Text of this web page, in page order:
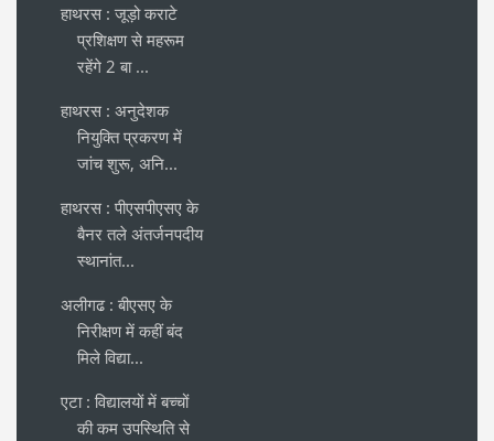
हाथरस : जूड़ो कराटे
प्रशिक्षण से महरूम
रहेंगे 2 बा ...
हाथरस : अनुदेशक
नियुक्ति प्रकरण में
जांच शुरू, अनि...
हाथरस : पीएसपीएसए के
बैनर तले अंतर्जनपदीय
स्थानांत...
अलीगढ : बीएसए के
निरीक्षण में कहीं बंद
मिले विद्या...
एटा : विद्यालयों में बच्चों
की कम उपस्थिति से